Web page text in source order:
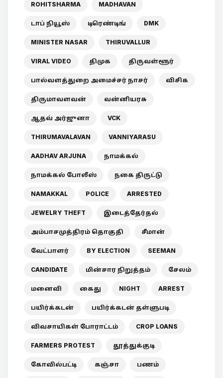
ROHITSHARMA MADHAVAN
டாப் நியூஸ் டிரெண்டிங் DMK
MINISTER NASAR THIRUVALLUR
VIRAL VIDEO திமுக திருவள்ளூர்
பால்வளத்துறை அமைச்சர் நாசர் விசிக
திருமாவளவன் வன்னியரசு
ஆதவ் அர்ஜுனா VCK
THIRUMAVALAVAN VANNIYARASU
AADHAV ARJUNA நாமக்கல்
நாமக்கல் போலீஸ் நகை திருட்டு
NAMAKKAL POLICE ARRESTED
JEWELRY THEFT இடைத்தேர்தல்
அம்பாசமுத்திரம் தொகுதி சீமான்
வேட்பாளர் BY ELECTION SEEMAN
CANDIDATE மின்சார நிறுத்தம் சேலம்
மனைவி கைது NIGHT ARREST
பயிர்க்கடன் பயிர்க்கடன் தள்ளுபடி
விவசாயிகள் போராட்டம் CROP LOANS
FARMERS PROTEST தூத்துக்குடி
கோவில்பட்டி கஞ்சா பணம்